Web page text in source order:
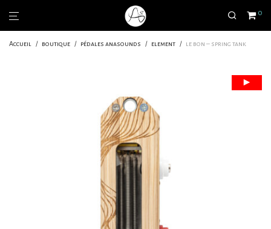
0
Accueil / boutique / pédales anasounds / element / le bon – spring tank